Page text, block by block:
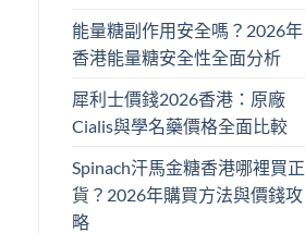
能量糖副作用安全嗎？2026年
香港能量糖安全性全面分析
犀利士價錢2026香港：原廠
Cialis與學名藥價格全面比較
Spinach汗馬金糖香港哪裡買正
貨？2026年購買方法與價錢攻
略